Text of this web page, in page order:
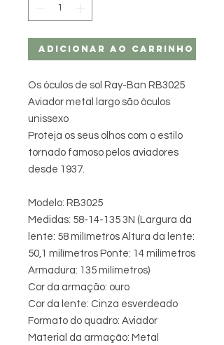
Adicionar ao carrinho
Os óculos de sol Ray-Ban RB3025
Aviador metal largo são óculos
unissexo
Proteja os seus olhos com o estilo
tornado famoso pelos aviadores
desde 1937.
Modelo: RB3025
Medidas: 58-14-135 3N (Largura da
lente: 58 milímetros Altura da lente:
50,1 milímetros Ponte: 14 milímetros
Armadura: 135 milímetros)
Cor da armação: ouro
Cor da lente: Cinza esverdeado
Formato do quadro: Aviador
Material da armação: Metal